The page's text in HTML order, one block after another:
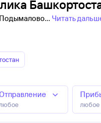
Подымалово Читать
любое любое